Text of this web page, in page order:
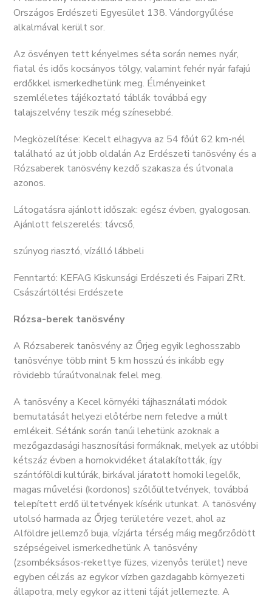
Országos Erdészeti Egyesület 138. Vándorgyűlése
alkalmával került sor.
Az ösvényen tett kényelmes séta során nemes nyár,
fiatal és idős kocsányos tölgy, valamint fehér nyár fafajú
erdőkkel ismerkedhetünk meg. Élményeinket
szemléletes tájékoztató táblák továbbá egy
talajszelvény teszik még színesebbé.
Megközelítése: Kecelt elhagyva az 54 főút 62 km-nél
található az út jobb oldalán Az Erdészeti tanösvény és a
Rózsaberek tanösvény kezdő szakasza és útvonala
azonos.
Látogatásra ajánlott időszak: egész évben, gyalogosan.
Ajánlott felszerelés: távcső,
szúnyog riasztó, vízálló lábbeli
Fenntartó: KEFAG Kiskunsági Erdészeti és Faipari ZRt.
Császártöltési Erdészete
Rózsa-berek tanösvény
A Rózsaberek tanösvény az Őrjeg egyik leghosszabb
tanösvénye több mint 5 km hosszú és inkább egy
rövidebb túraútvonalnak felel meg.
A tanösvény a Kecel környéki tájhasználati módok
bemutatását helyezi előtérbe nem feledve a múlt
emlékeit. Sétánk során tanúi lehetünk azoknak a
mezőgazdasági hasznosítási formáknak, melyek az utóbbi
kétszáz évben a homokvidéket átalakították, így
szántóföldi kultúrák, birkával járatott homoki legelők,
magas művelési (kordonos) szőlőültetvények, továbbá
telepített erdő ültetvények kísérik utunkat. A tanösvény
utolsó harmada az Őrjeg területére vezet, ahol az
Alföldre jellemző buja, vízjárta térség máig megőrződött
szépségeivel ismerkedhetünk A tanösvény
(zsombéksásos-rekettye füzes, vizenyős terület) neve
egyben célzás az egykor vízben gazdagabb környezeti
állapotra, mely egykor az itteni táját jellemezte. A